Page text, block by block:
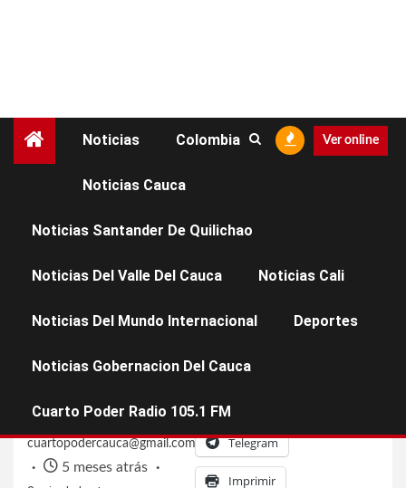
Noticias Colombia
Noticias Cauca
Noticias Santander De Quilichao
Noticias Del Valle Del Cauca Noticias Cali
Noticias Del Mundo Internacional Deportes
Noticias Gobernacion Del Cauca
Cuarto Poder Radio 105.1 FM
Ver online
cuartopodercauca@gmail.com
5 meses atrás
Facebook
WhatsApp
Telegram
Imprimir